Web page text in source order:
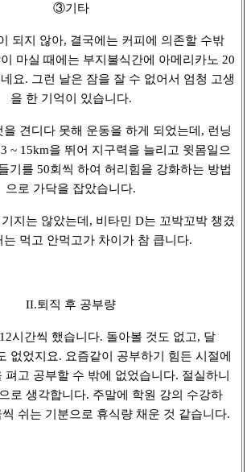
③기타
되지 않아, 결국에는 커피에 의존할 수밖
마실 때에는 부지불식간에 아메리카노 20
요. 그런 날은 잠을 잘 수 없어서 엄청 고생
을 한 기억이 있습니다.
을 견디다 못해 운동을 하게 되었는데, 런닝
~ 15km을 뛰어 지구력을 늘리고 윗몸일으
기를 50회씩 하여 허리힘을 강화하는 방법
으로 가닥을 잡았습니다.
지는 않았는데, 비타민 D는 꼬박꼬박 챙겼
는 먹고 안먹고가 차이가 참 큽니다.
II.퇴직 후 공부량
시간씩 했습니다. 돌아볼 것도 없고, 달
없었지요. 요즘같이 공부하기 힘든 시절에
펴고 공부할 수 밖에 없었습니다. 절실하니
로 생각합니다. 주말에 학원 강의 수강하
쉬는 기분으로 휴식량 채운 것 같습니다.